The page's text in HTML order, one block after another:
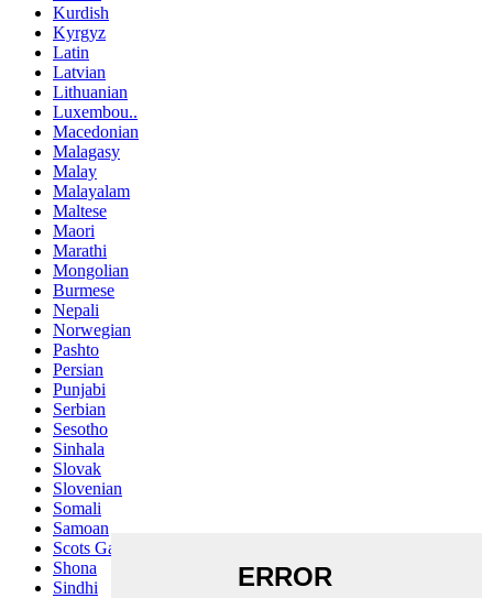
Kurdish
Kyrgyz
Latin
Latvian
Lithuanian
Luxembou..
Macedonian
Malagasy
Malay
Malayalam
Maltese
Maori
Marathi
Mongolian
Burmese
Nepali
Norwegian
Pashto
Persian
Punjabi
Serbian
Sesotho
Sinhala
Slovak
Slovenian
Somali
Samoan
Scots Gaelic
Shona
Sindhi